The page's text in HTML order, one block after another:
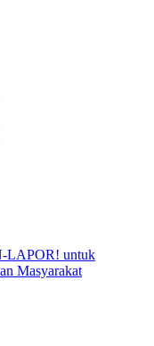
LAPOR! untuk
Masyarakat